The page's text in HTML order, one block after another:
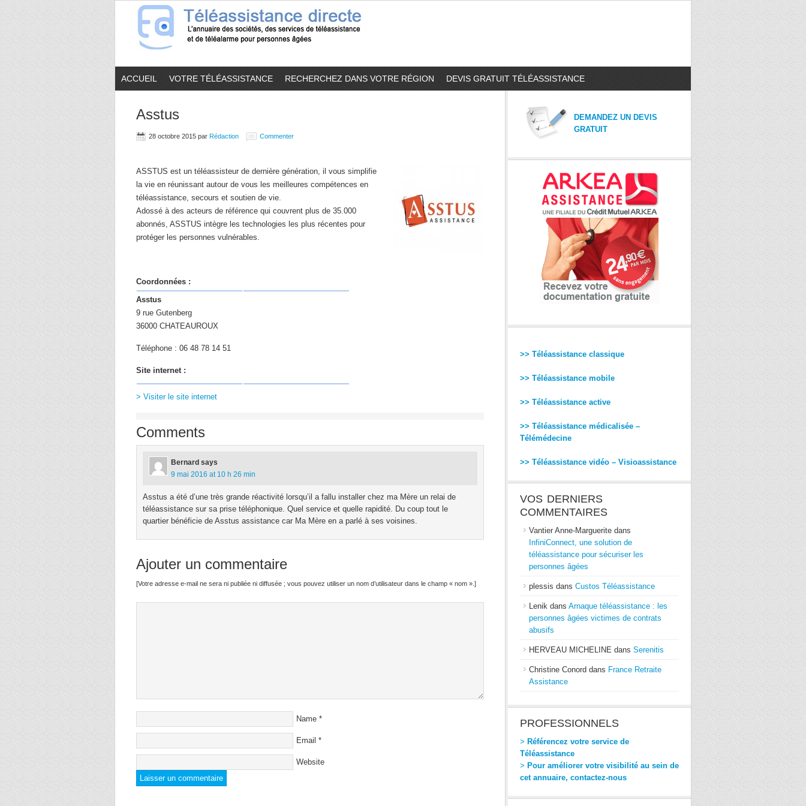
ACCUEIL VOTRE TÉLÉASSISTANCE RECHERCHEZ DANS VOTRE RÉGION DEVIS GRATUIT TÉLÉASSISTANCE
Asstus
28 octobre 2015 par Rédaction Commenter
ASSTUS est un téléassisteur de dernière génération, il vous simplifie
la vie en réunissant autour de vous les meilleures compétences en
téléassistance, secours et soutien de vie.
Adossé à des acteurs de référence qui couvrent plus de 35.000
abonnés, ASSTUS intègre les technologies les plus récentes pour
protéger les personnes vulnérables.
Coordonnées :
Asstus
9 rue Gutenberg
36000 CHATEAUROUX
Téléphone : 06 48 78 14 51
Site internet :
> Visiter le site internet
Comments
Bernard says
9 mai 2016 at 10 h 26 min
Asstus a été d’une très grande réactivité lorsqu’il a fallu installer chez ma Mère un relai de
téléassistance sur sa prise téléphonique. Quel service et quelle rapidité. Du coup tout le
quartier bénéficie de Asstus assistance car Ma Mère en a parlé à ses voisines.
Ajouter un commentaire
[Votre adresse e-mail ne sera ni publiée ni diffusée ; vous pouvez utiliser un nom d’utilisateur dans le champ « nom ».]
Name *
Email *
Website
DEMANDEZ UN DEVIS
GRATUIT
>> Téléassistance classique
>> Téléassistance mobile
>> Téléassistance active
>> Téléassistance médicalisée –
Télémédecine
>> Téléassistance vidéo – Visioassistance
VOS DERNIERS
COMMENTAIRES
Vantier Anne-Marguerite dans
InfiniConnect, une solution de
téléassistance pour sécuriser les
personnes âgées
plessis dans Custos Téléassistance
Lenik dans Arnaque téléassistance : les
personnes âgées victimes de contrats
abusifs
HERVEAU MICHELINE dans Serenitis
Christine Conord dans France Retraite
Assistance
PROFESSIONNELS
> Référencez votre service de
Téléassistance
> Pour améliorer votre visibilité au sein de
cet annuaire, contactez-nous